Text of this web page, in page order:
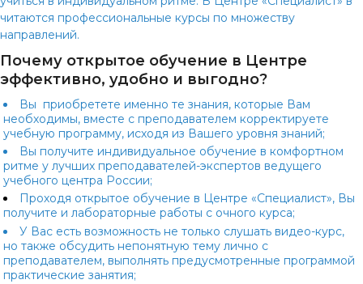
читаются профессиональные курсы по множеству
направлений.
Почему открытое обучение в Центре
эффективно, удобно и выгодно?
Вы приобретете именно те знания, которые Вам
необходимы, вместе с преподавателем корректируете
учебную программу, исходя из Вашего уровня знаний;
Вы получите индивидуальное обучение в комфортном
ритме у лучших преподавателей-экспертов ведущего
учебного центра России;
Проходя открытое обучение в Центре «Специалист», Вы
получите и лабораторные работы с очного курса;
У Вас есть возможность не только слушать видео-курс,
но также обсудить непонятную тему лично с
преподавателем, выполнять предусмотренные программой
практические занятия;